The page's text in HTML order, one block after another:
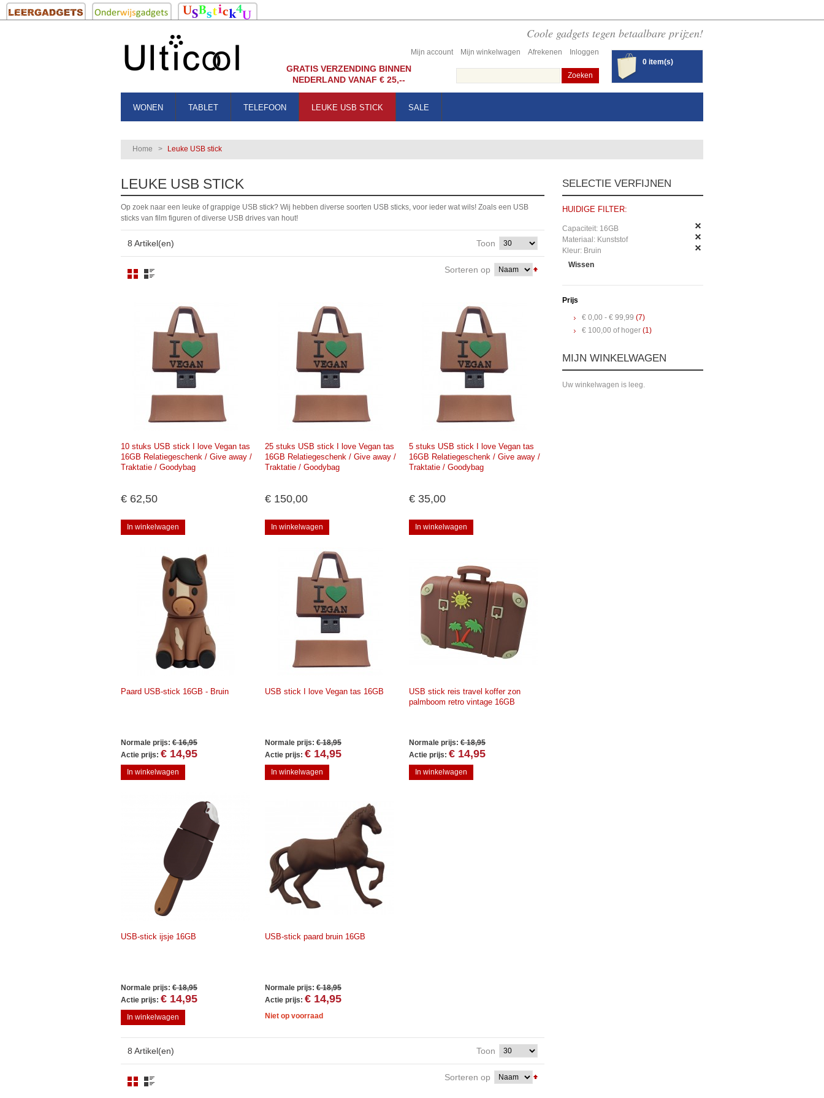
GRATIS VERZENDING BINNEN
NEDERLAND VANAF € 25,--
Coole gadgets tegen betaalbare prijzen!
0 item(s)
Inloggen
Mijn account Mijn winkelwagen Afrekenen
Zoeken
WONEN TABLET TELEFOON LEUKE USB STICK SALE
Home > Leuke USB stick
LEUKE USB STICK
Op zoek naar een leuke of grappige USB stick? Wij hebben diverse soorten USB sticks, voor ieder wat wils! Zoals een USB
sticks van film figuren of diverse USB drives van hout!
8 Artikel(en) Toon
Sorteren op
10 stuks USB stick I love Vegan tas
16GB Relatiegeschenk / Give away /
Traktatie / Goodybag
€ 62,50
In winkelwagen
25 stuks USB stick I love Vegan tas
16GB Relatiegeschenk / Give away /
Traktatie / Goodybag
€ 150,00
In winkelwagen
5 stuks USB stick I love Vegan tas
16GB Relatiegeschenk / Give away /
Traktatie / Goodybag
€ 35,00
In winkelwagen
Paard USB-stick 16GB - Bruin
Normale prijs: € 16,95
Actie prijs: € 14,95
In winkelwagen
USB stick I love Vegan tas 16GB
Normale prijs: € 18,95
Actie prijs: € 14,95
In winkelwagen
USB stick reis travel koffer zon
palmboom retro vintage 16GB
Normale prijs: € 18,95
Actie prijs: € 14,95
In winkelwagen
USB-stick ijsje 16GB
Normale prijs: € 18,95
Actie prijs: € 14,95
In winkelwagen
USB-stick paard bruin 16GB
Normale prijs: € 18,95
Actie prijs: € 14,95
Niet op voorraad
8 Artikel(en) Toon
Sorteren op
SELECTIE VERFIJNEN
HUIDIGE FILTER:
Capaciteit: 16GB
Materiaal: Kunststof
Kleur: Bruin
Wissen
Prijs
€ 0,00 - € 99,99 (7)
€ 100,00 of hoger (1)
MIJN WINKELWAGEN
Uw winkelwagen is leeg.